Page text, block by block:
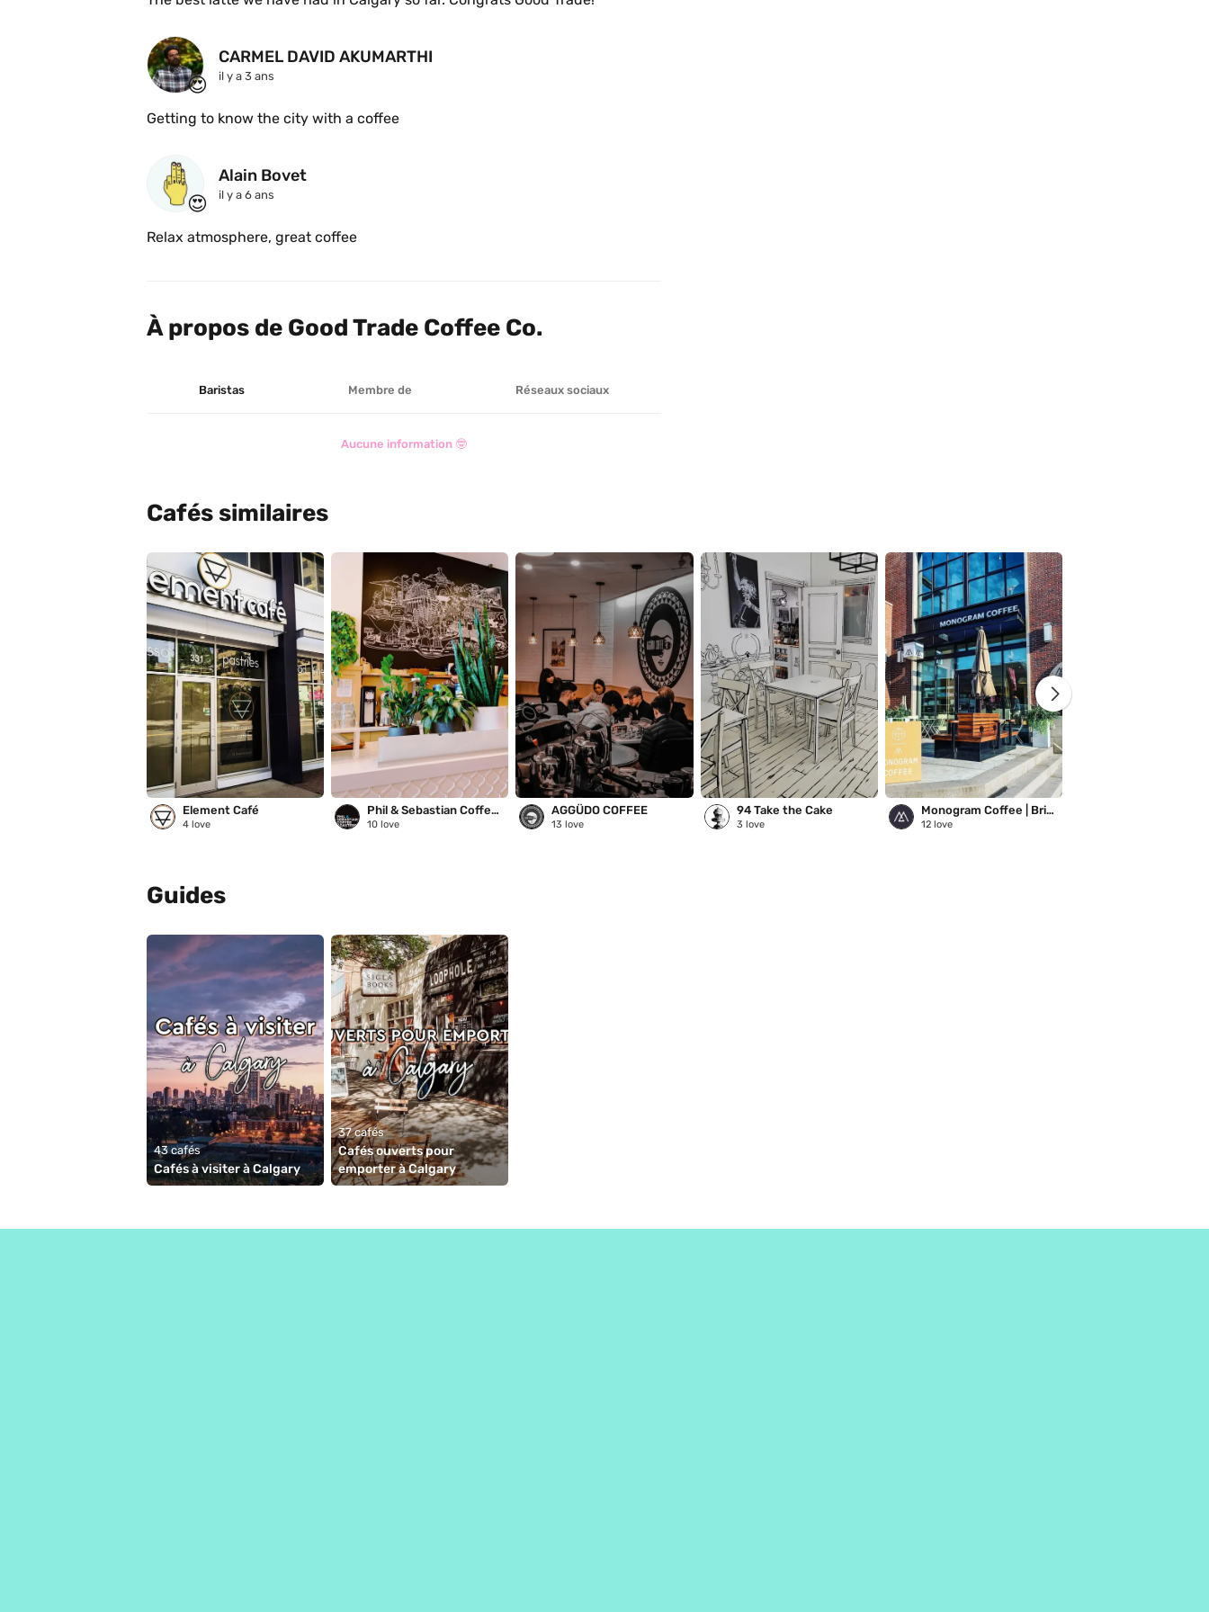
😍
CARMEL DAVID AKUMARTHI
il y a 3 ans
😍
Alain Bovet
il y a 6 ans
Relax atmosphere, great coffee
À propos de Good Trade Coffee Co.
Baristas Membre de Réseaux sociaux
Aucune information 🤓
Cafés similaires
Element Café
4 love
Phil & Sebastian Coffee Roasters | Marda Loop
10 love
AGGÜDO COFFEE
13 love
94 Take the Cake
3 love
Monogram Coffee | Britannia
12love
Guides
43 cafés
Cafés à visiter à Calgary
37 cafés
Cafés ouverts pour
emporter à Calgary